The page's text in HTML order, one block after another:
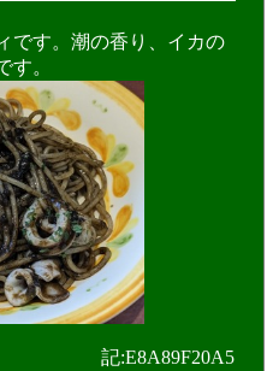
です。潮の香り、イカの
す。
記:E8A89F20A5